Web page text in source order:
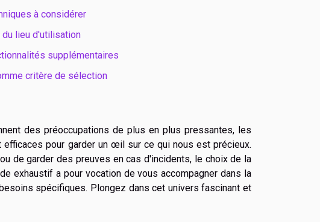
à considérer
lieu d'utilisation
supplémentaires
critère de sélection
des préoccupations de plus en plus pressantes, les
pour garder un œil sur ce qui nous est précieux.
de garder des preuves en cas d'incidents, le choix de la
exhaustif a pour vocation de vous accompagner dans la
spécifiques. Plongez dans cet univers fascinant et